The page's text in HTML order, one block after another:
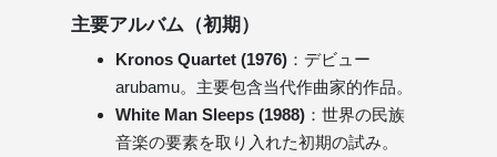
主要アルバム（初期）
Kronos Quartet (1976) ：デビュー
arubamu。主要包含当代作曲家的作品。
White Man Sleeps (1988) ：世界の民族
音楽の要素を取り入れた初期の試み。